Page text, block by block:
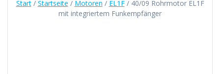
Start/ Startseite / Motoren / EL1F/ 40/09 Rohrmotor EL1F
mit integriertem Funkempfänger